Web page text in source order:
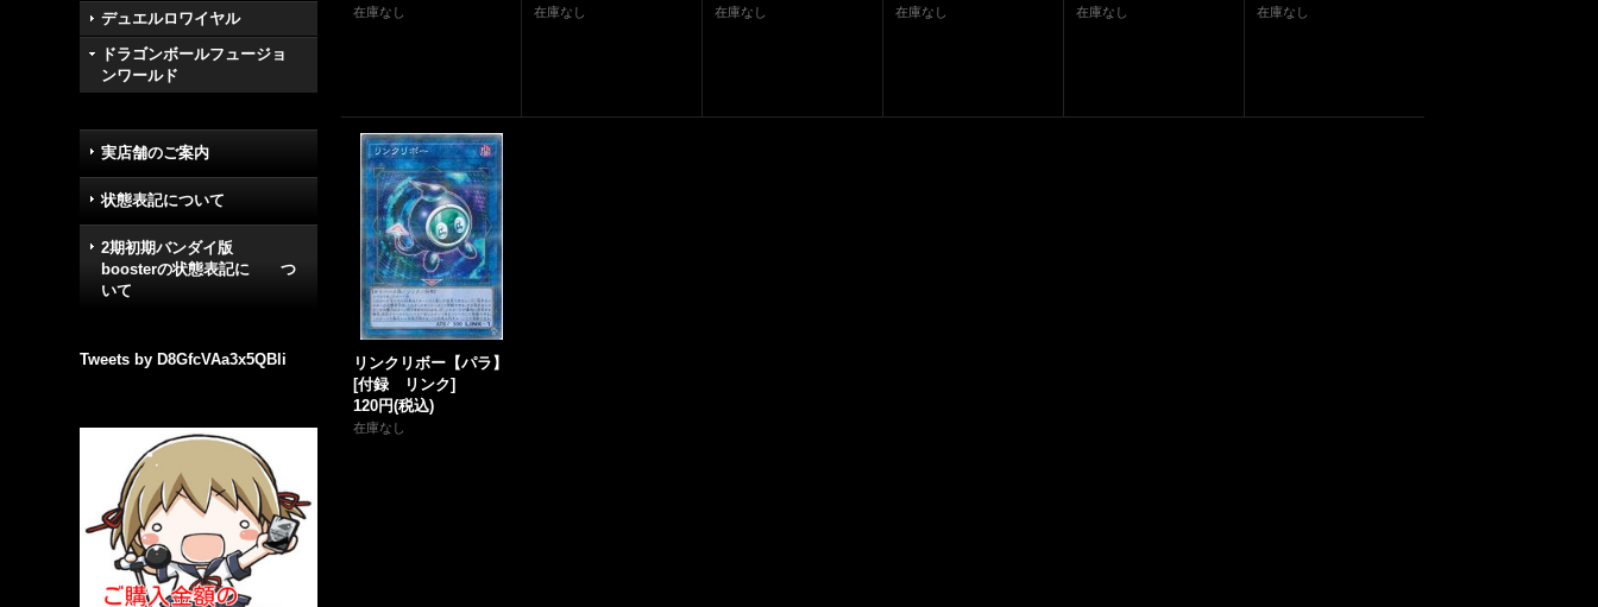
デュエルロワイヤル
ドラゴンボールフュージョ
ンワールド
実店舗のご案内
状態表記について
2期初期バンダイ版
boosterの状態表記に つ
いて
Tweets by D8GfcVAa3x5QBli
在庫なし 在庫なし 在庫なし 在庫なし 在庫なし 在庫なし
リンクリボー【パラ】
[付録 リンク]
120円(税込)
在庫なし